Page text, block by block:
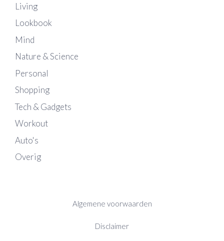
Living
Lookbook
Mind
Nature & Science
Personal
Shopping
Tech & Gadgets
Workout
Auto's
Overig
Algemene voorwaarden
Disclaimer